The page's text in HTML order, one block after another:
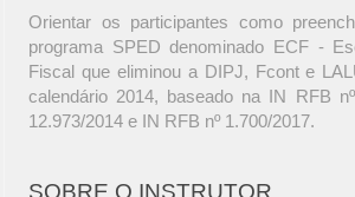
Orientar os participantes como
programa SPED denominado ECF -
Fiscal que eliminou a DIPJ, Fcont e
calendário 2014, baseado na IN RFB
12.973/2014 e IN RFB nº 1.700/2017.
SOBRE O INSTRUTOR